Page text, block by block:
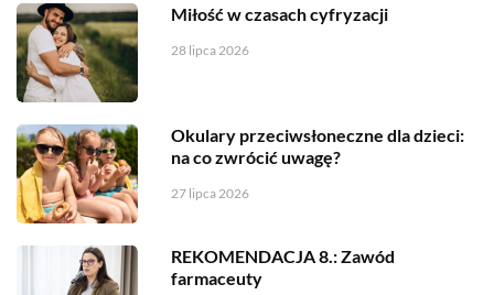
Miłość w czasach cyfryzacji
28 lipca 2026
Okulary przeciwsłoneczne dla dzieci:
na co zwrócić uwagę?
27 lipca 2026
REKOMENDACJA 8.: Zawód
farmaceuty